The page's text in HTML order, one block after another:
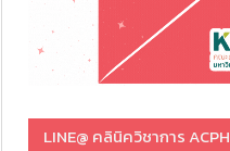
LINE@ คลินิควิชาการ ACPH